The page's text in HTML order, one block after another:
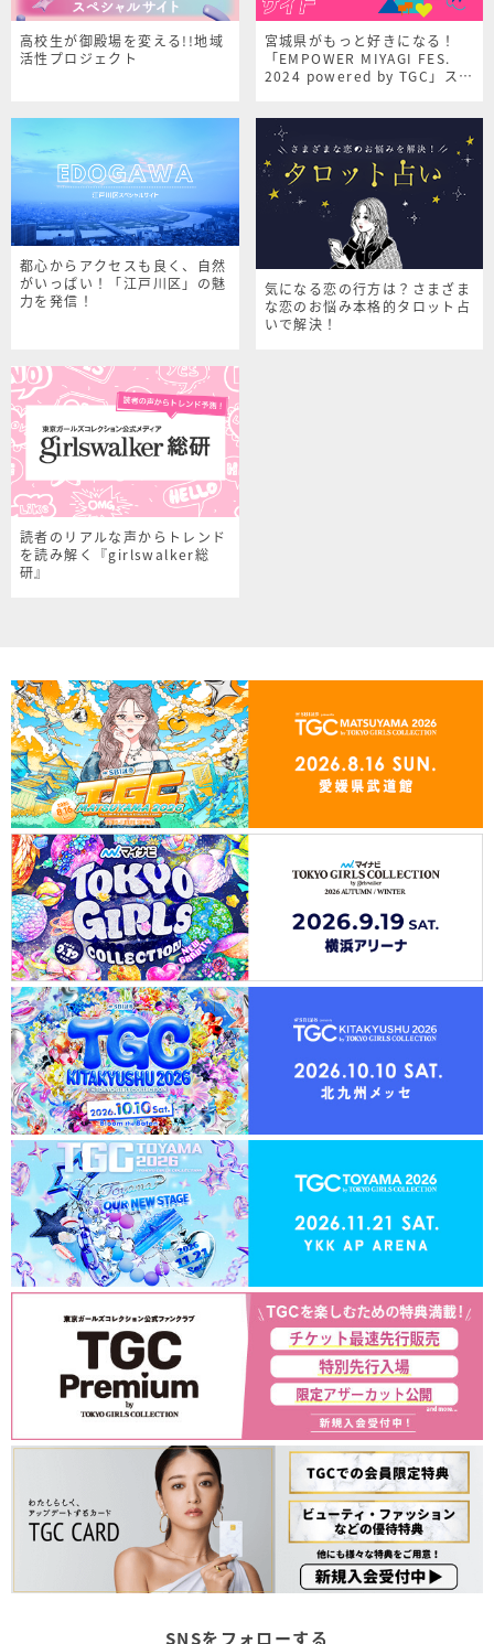
高校生が御殿場を変える!!地域
活性プロジェクト
宮城県がもっと好きになる！
「EMPOWER MIYAGI FES.
2024 powered by TGC」スペ
都心からアクセスも良く、自然
がいっぱい！「江戸川区」の魅
力を発信！
気になる恋の行方は？さまざま
な恋のお悩み本格的タロット占
いで解決！
読者のリアルな声からトレンド
を読み解く『girlswalker総
研』
SNSをフォローする